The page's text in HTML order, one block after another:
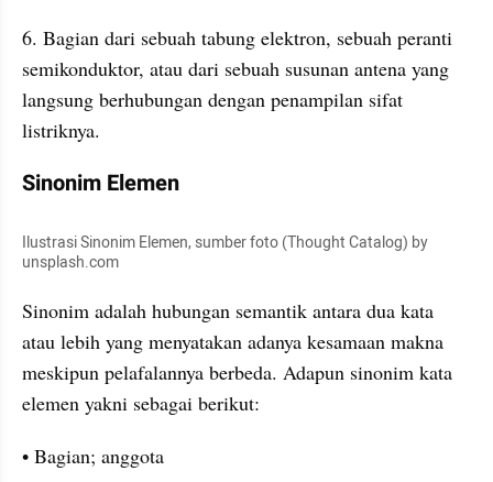
6. Bagian dari sebuah tabung elektron, sebuah peranti
semikonduktor, atau dari sebuah susunan antena yang
langsung berhubungan dengan penampilan sifat
listriknya.
Sinonim Elemen
Ilustrasi Sinonim Elemen, sumber foto (Thought Catalog) by
unsplash.com
Sinonim adalah hubungan semantik antara dua kata
atau lebih yang menyatakan adanya kesamaan makna
meskipun pelafalannya berbeda. Adapun sinonim kata
elemen yakni sebagai berikut:
• Bagian; anggota